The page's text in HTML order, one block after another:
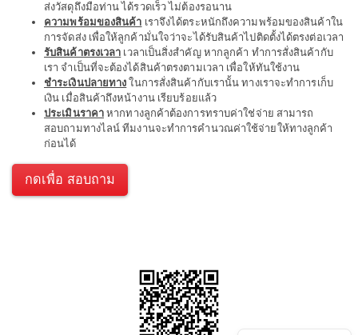
ส่งวัสดุถึงมือท่าน ได้รวดเร็ว ไม่ต้องรอนาน
ความพร้อมของสินค้า เราจึงได้ตระหนักถึงความพร้อมของสินค้าใน
การจัดส่ง เพื่อให้ลูกค้ามั่นใจว่าจะได้รับสินค้าไปติดตั้งได้ตรงต่อเวลา
รับสินค้าตรงเวลา เวลาเป็นสิ่งสำคัญ หากลูกค้า ทำการสั่งสินค้ากับ
เรา จำเป็นที่จะต้องได้สินค้าตรงตามเวลา เพื่อให้ทันใช้งาน
ชำระเงินปลายทาง ในการสั่งสินค้ากับเรานั้น ทางเราจะทำการเก็บ
เงิน เมื่อสินค้าถึงหน้างาน เรียบร้อยแล้ว
ประเมินราคา หากทางลูกค้าต้องการทราบค่าใช่จ่าย สามารถ
สอบถามทางไลน์ ทีมงานจะทำการคำนวณค่าใช้จ่ายให้ทางลูกค้า
ก่อนได้
กดเพื่อ สอบถาม